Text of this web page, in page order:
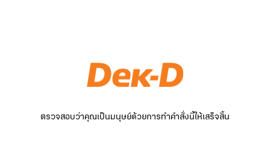
ตรวจสอบว่าคุณเป็นมนุษย์ด้วยการทำคำสั่งนี้ให้เสร็จสิ้น